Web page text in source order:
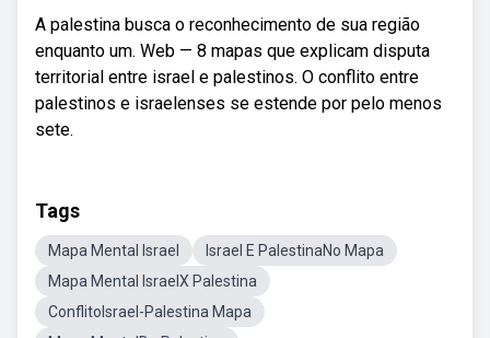
A palestina busca o reconhecimento de sua região
enquanto um. Web — 8 mapas que explicam disputa
territorial entre israel e palestinos. O conflito entre
palestinos e israelenses se estende por pelo menos
sete.
Tags
Mapa Mental Israel
Israel E PalestinaNo Mapa
Mapa Mental IsraelX Palestina
ConflitoIsrael-Palestina Mapa